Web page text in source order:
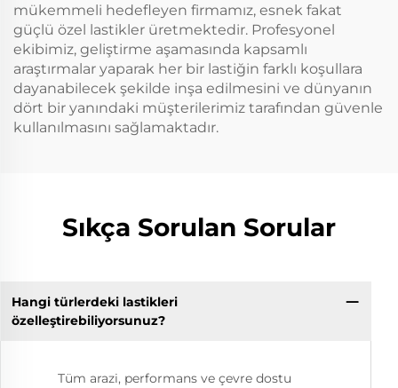
mükemmeli hedefleyen firmamız, esnek fakat
güçlü özel lastikler üretmektedir. Profesyonel
ekibimiz, geliştirme aşamasında kapsamlı
araştırmalar yaparak her bir lastiğin farklı koşullara
dayanabilecek şekilde inşa edilmesini ve dünyanın
dört bir yanındaki müşterilerimiz tarafından güvenle
kullanılmasını sağlamaktadır.
Sıkça Sorulan Sorular
Hangi türlerdeki lastikleri
özelleştirebiliyorsunuz?
Tüm arazi, performans ve çevre dostu